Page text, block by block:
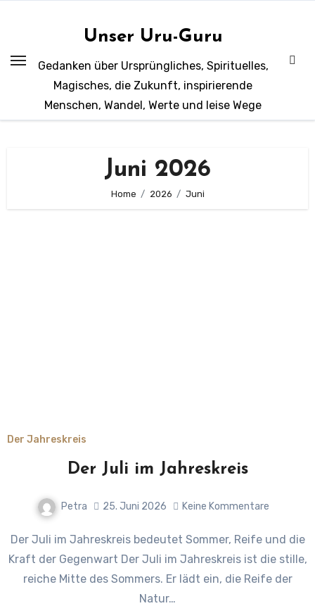
Unser Uru-Guru
Gedanken über Ursprüngliches, Spirituelles,
Magisches, die Zukunft, inspirierende
Menschen, Wandel, Werte und leise Wege
Juni 2026
Home 2026 Juni
Der Jahreskreis
Der Juli im Jahreskreis
Petra 25. Juni 2026 Keine Kommentare
Der Juli im Jahreskreis bedeutet Sommer, Reife und die
Kraft der Gegenwart Der Juli im Jahreskreis ist die stille,
reiche Mitte des Sommers. Er lädt ein, die Reife der
Natur…